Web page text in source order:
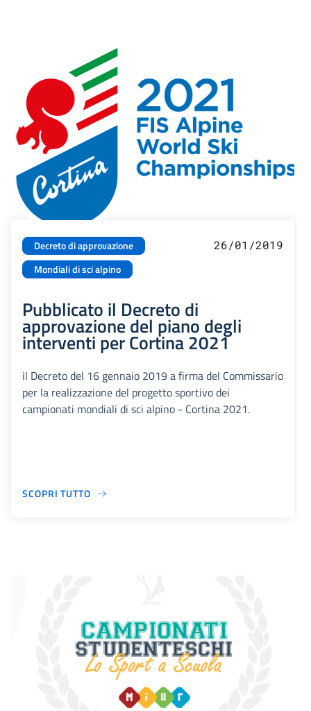
Decreto di approvazione
Mondiali di sci alpino
26/01/2019
Pubblicato il Decreto di
approvazione del piano degli
interventi per Cortina 2021
il Decreto del 16 gennaio 2019 a firma del Commissario
per la realizzazione del progetto sportivo dei
campionati mondiali di sci alpino - Cortina 2021.
SCOPRI TUTTO